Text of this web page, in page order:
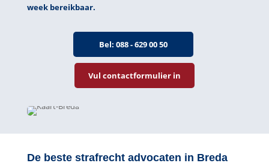
week bereikbaar.
Bel: 088 - 629 00 50
Vul contactformulier in
De beste strafrecht advocaten in Breda